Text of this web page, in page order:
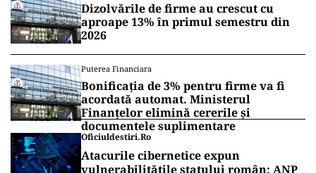
Dizolvările de firme au crescut cu
aproape 13% în primul semestru din
2026
Puterea Financiara
Bonificația de 3% pentru firme va fi
acordată automat. Ministerul
Finanțelor elimină cererile și
documentele suplimentare
Oficiuldestiri.ro
Atacurile cibernetice expun
vulnerabilitățile statului român: ANP